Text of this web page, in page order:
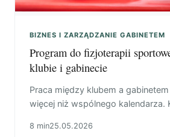
BIZNES I ZARZĄDZANIE GABINETEM
Program do fizjoterapii
klubie i gabinecie
Praca między klubem a
więcej niż wspólnego kalendarza.
odwołania i rozliczenia.
8 min25.05.2026